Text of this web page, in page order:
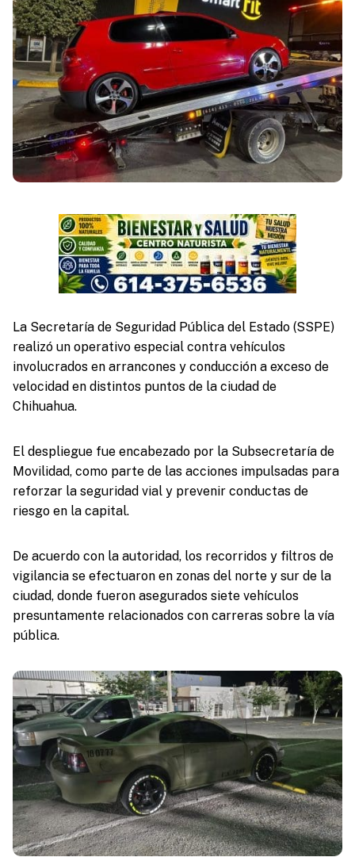
La Secretaría de Seguridad Pública del Estado (SSPE)
realizó un operativo especial contra vehículos
involucrados en arrancones y conducción a exceso de
velocidad en distintos puntos de la ciudad de
Chihuahua.
El despliegue fue encabezado por la Subsecretaría de
Movilidad, como parte de las acciones impulsadas para
reforzar la seguridad vial y prevenir conductas de
riesgo en la capital.
De acuerdo con la autoridad, los recorridos y filtros de
vigilancia se efectuaron en zonas del norte y sur de la
ciudad, donde fueron asegurados siete vehículos
presuntamente relacionados con carreras sobre la vía
pública.